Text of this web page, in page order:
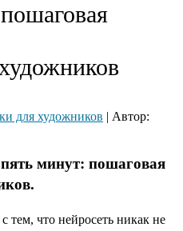
для художников | Автор:
минут: пошаговая
тем, что нейросеть никак не